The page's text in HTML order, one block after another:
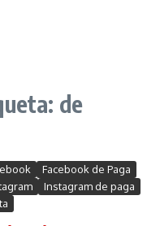
de
Facebook de Paga
Instagram de paga